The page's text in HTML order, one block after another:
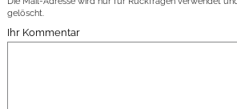
gelöscht.
Ihr Kommentar